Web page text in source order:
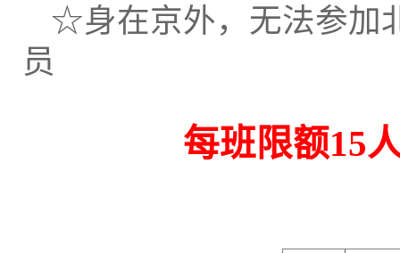
☆身在京外，无法参加
员
每班限额15